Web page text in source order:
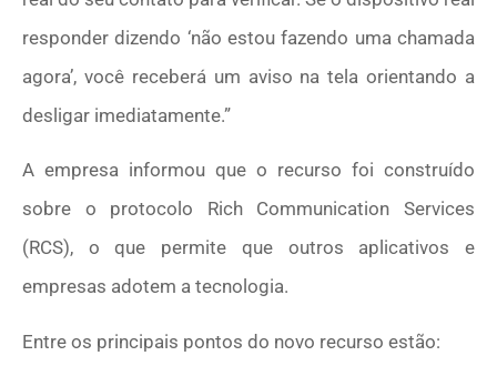
responder dizendo ‘não estou fazendo uma chamada
agora’, você receberá um aviso na tela orientando a
desligar imediatamente.”
A empresa informou que o recurso foi construído
sobre o protocolo Rich Communication Services
(RCS), o que permite que outros aplicativos e
empresas adotem a tecnologia.
Entre os principais pontos do novo recurso estão: